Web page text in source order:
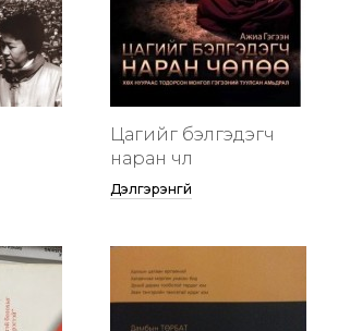
Цагийг бэлгэдэгч
наран чөлөө
Дэлгэрэнгүй